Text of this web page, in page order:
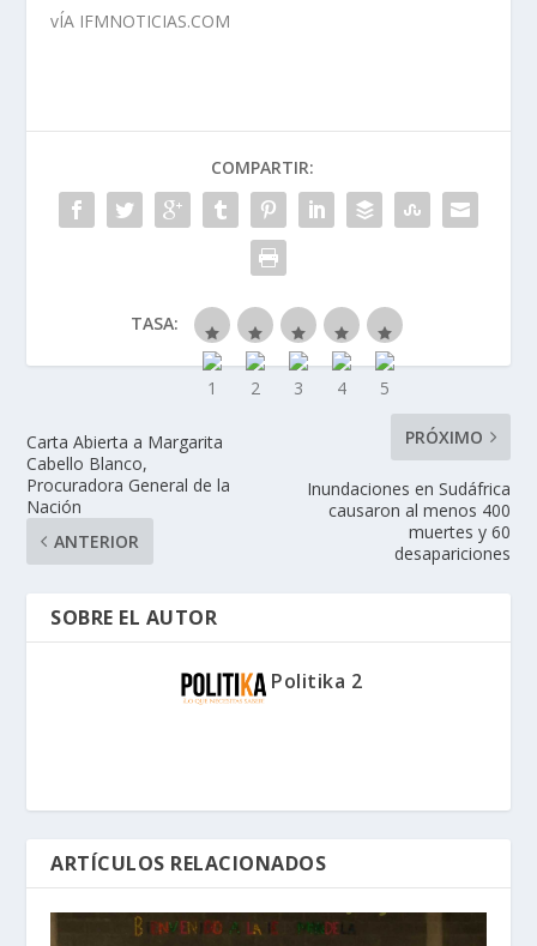
vÍA IFMNOTICIAS.COM
COMPARTIR:
TASA:
Carta Abierta a Margarita
Cabello Blanco,
Procuradora General de la
Nación
ANTERIOR
PRÓXIMO
Inundaciones en Sudáfrica
causaron al menos 400
muertes y 60
desapariciones
SOBRE EL AUTOR
Politika 2
ARTÍCULOS RELACIONADOS